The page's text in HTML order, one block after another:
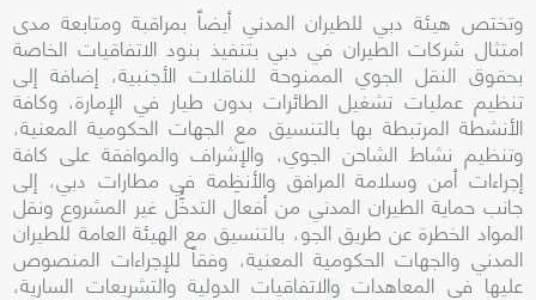
وتختص هيئة دبي للطيران المدني أيضاً بمراقبة ومتابعة مدى
امتثال شركات الطيران في دبي بتنفيذ بنود الاتفاقيات الخاصة
بحقوق النقل الجوي الممنوحة للناقلات الأجنبية، إضافة إلى
تنظيم عمليات تشغيل الطائرات بدون طيار في الإمارة، وكافة
الأنشطة المرتبطة بها بالتنسيق مع الجهات الحكومية المعنية،
وتنظيم نشاط الشاحن الجوي، والإشراف والموافقة على كافة
إجراءات أمن وسلامة المرافق والأنظِمة في مطارات دبي، إلى
جانب حماية الطيران المدني من أفعال التدخُّل غير المشروع ونقل
المواد الخطرة عن طريق الجو، بالتنسيق مع الهيئة العامة للطيران
المدني والجهات الحكومية المعنية، وفقاً للإجراءات المنصوص
عليها في المعاهدات والاتفاقيات الدولية والتشريعات السارية،